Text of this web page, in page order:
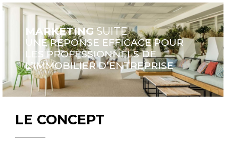
MARKETING SUITE
UNE REPONSE EFFICACE POUR
LES PROFESSIONNELS DE
L’IMMOBILIER D’ENTREPRISE
LE CONCEPT